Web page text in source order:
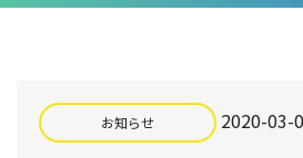
お知らせ 2020-03-